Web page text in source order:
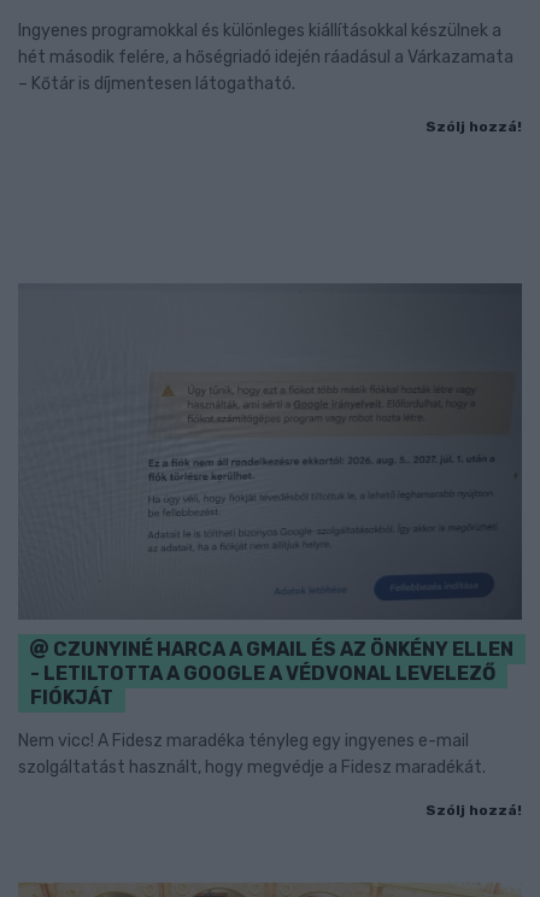
Ingyenes programokkal és különleges kiállításokkal készülnek a
hét második felére, a hőségriadó idején ráadásul a Várkazamata
– Kőtár is díjmentesen látogatható.
Szólj hozzá!
CZUNYINÉ HARCA A GMAIL ÉS AZ ÖNKÉNY ELLEN
- LETILTOTTA A GOOGLE A VÉDVONAL LEVELEZŐ
FIÓKJÁT
Nem vicc! A Fidesz maradéka tényleg egy ingyenes e-mail
szolgáltatást használt, hogy megvédje a Fidesz maradékát.
Szólj hozzá!